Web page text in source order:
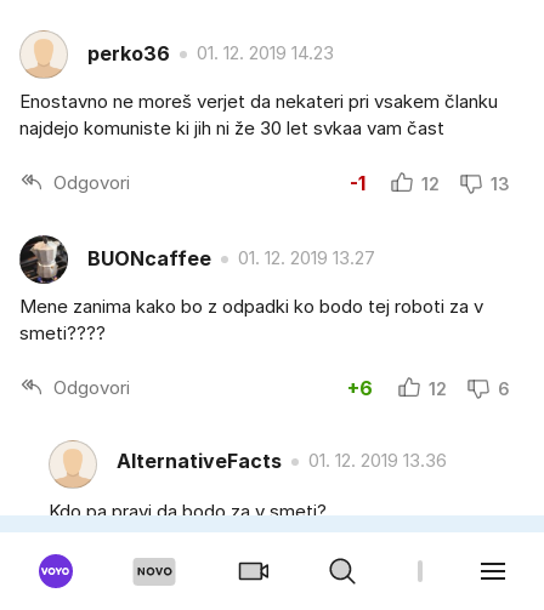
perko36 01. 12. 2019 14.23
Enostavno ne moreš verjet da nekateri pri vsakem članku
najdejo komuniste ki jih ni že 30 let svkaa vam čast
Odgovori -1 12 13
BUONcaffee 01. 12. 2019 13.27
Mene zanima kako bo z odpadki ko bodo tej roboti za v
smeti????
Odgovori +6 12 6
AlternativeFacts 01. 12. 2019 13.36
Kdo pa pravi da bodo za v smeti?
Odgovori 9